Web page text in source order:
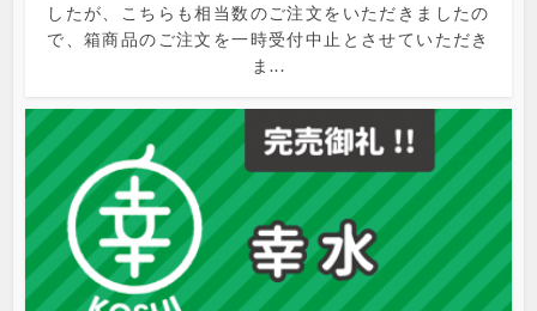
したが、こちらも相当数のご注文をいただきましたの
で、箱商品のご注文を一時受付中止とさせていただき
ま...